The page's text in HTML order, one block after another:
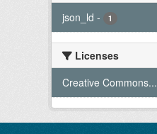
json_ld - 1
Licenses
Creative Commons...